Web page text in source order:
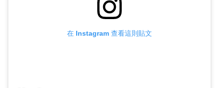
在 Instagram 查看這則貼文